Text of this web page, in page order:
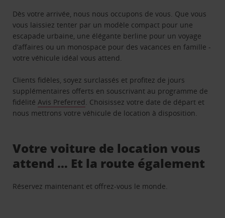
Dès votre arrivée, nous nous occupons de vous. Que vous
vous laissiez tenter par un modèle compact pour une
escapade urbaine, une élégante berline pour un voyage
d’affaires ou un monospace pour des vacances en famille -
votre véhicule idéal vous attend.
Clients fidèles, soyez surclassés et profitez de jours
supplémentaires offerts en souscrivant au programme de
fidélitéAvis Preferred. Choisissez votre date de départ et
nous mettrons votre véhicule de location à disposition.
Votre voiture de location vous
attend … Et la route également
Réservez maintenant et offrez-vous le monde.